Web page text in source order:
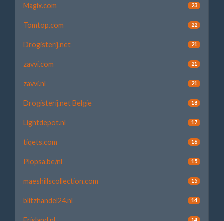
Magix.com 23
Tomtop.com 22
Drogisterij.net 21
zavvi.com 21
zavvi.nl 21
Drogisterij.net Belgie 18
Lightdepot.nl 17
tiqets.com 16
Plopsa.be/nl 15
maeshillscollection.com 15
blitzhandel24.nl 14